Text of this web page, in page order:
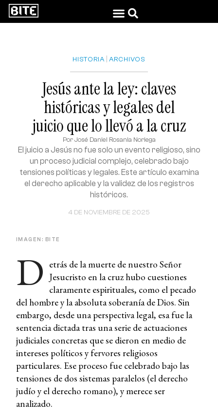
HISTORIA ARCHIVOS
Jesús ante la ley: claves
históricas y legales del
juicio que lo llevó a la cruz
Por José Daniel Rosania Noriega
4 DE NOVIEMBRE DE 2025
El juicio a Jesús no fue solo un evento religioso, sino
un proceso judicial complejo, celebrado bajo
tensiones políticas y legales. Este artículo examina
el derecho aplicable y la validez de los registros
históricos.
IMAGEN: BITE
D etrás de la muerte de nuestro Señor
Jesucristo en la cruz hubo cuestiones
claramente espirituales, como el pecado
del hombre y la absoluta soberanía de Dios. Sin
embargo, desde una perspectiva legal, esa fue la
sentencia dictada tras una serie de actuaciones
judiciales concretas que se dieron en medio de
intereses políticos y fervores religiosos
particulares. Ese proceso fue celebrado bajo las
tensiones de dos sistemas paralelos (el derecho
judío y el derecho romano), y merece ser
analizado.